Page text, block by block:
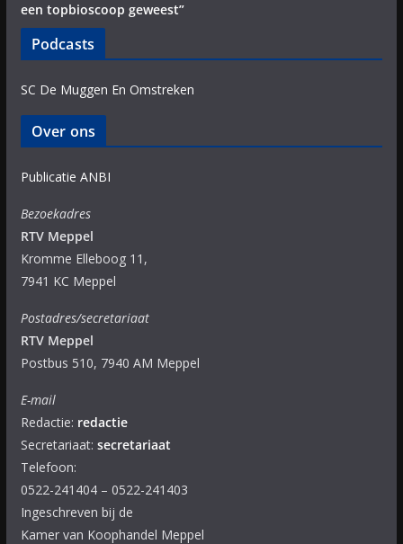
een topbioscoop geweest”
Podcasts
SC De Muggen En Omstreken
Over ons
Publicatie ANBI
Bezoekadres
RTV Meppel
Kromme Elleboog 11,
7941 KC Meppel
Postadres/secretariaat
RTV Meppel
Postbus 510, 7940 AM Meppel
E-mail
Redactie: redactie
Secretariaat: secretariaat
Telefoon:
0522-241404 – 0522-241403
Ingeschreven bij de
Kamer van Koophandel Meppel